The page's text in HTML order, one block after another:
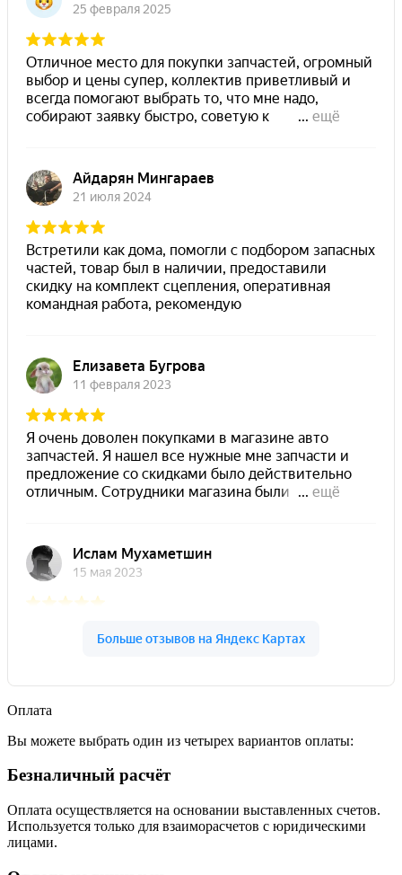
Оплата
Вы можете выбрать один из четырех вариантов оплаты:
Безналичный расчёт
Оплата осуществляется на основании выставленных счетов.
Используется только для взаиморасчетов с юридическими
лицами.